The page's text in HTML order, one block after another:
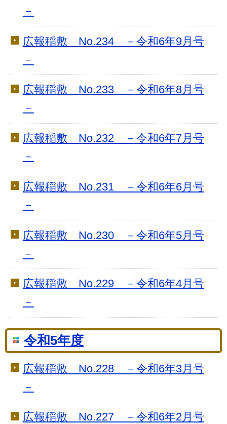
－
広報稲敷 No.234 －令和6年9月号
－
広報稲敷 No.233 －令和6年8月号
－
広報稲敷 No.232 －令和6年7月号
－
広報稲敷 No.231 －令和6年6月号
－
広報稲敷 No.230 －令和6年5月号
－
広報稲敷 No.229 －令和6年4月号
－
令和5年度
広報稲敷 No.228 －令和6年3月号
－
広報稲敷 No.227 －令和6年2月号